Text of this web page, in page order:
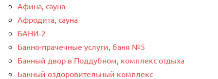
Афина, сауна
Афродита, сауна
БАНИ-2
Банно-прачечные услуги, баня №5
Банный двор в Поддубном, комплекс отдыха
Банный оздоровительный комплекс